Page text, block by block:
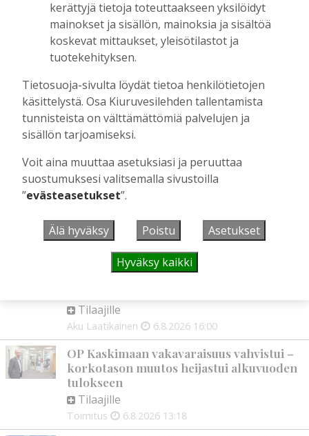
AIEMMIN AIHEESTA
Kiuruvedelle ja Iisalmeen
ostopalvelulääkäri – tarkoituksena on
helpottaa kaupunkien lääkäripulaa
Tilaajille
Aku Laatikainen
Golftapahtuma tuotti jälleen komeasti
tukea Kiuruveden nuorille – palkittavat
julkaistaan loppuvuodesta
Aku Laatikainen 7.8.2026 11:33
Biokaasu, Hingunniemi, tiet,
rahoitusasiat, työllisyys, lääkäripula… –
ministeri Sari Essayahin kanssa piisasi
Tilaajille
Aku Laatikainen 6.8.2026 16:00
OP Kaskimaan vakavaraisuus vahvistui –
korkotason muutos heijastui alkuvuoden
tulokseen
Tilaajille
Toimitus 6.8.2026 13:18
kerättyjä tietoja toteuttaakseen yksilöidyt
mainokset ja sisällön, mainoksia ja sisältöä
koskevat mittaukset, yleisötilastot ja
tuotekehityksen.
Tietosuoja-sivulta löydät tietoa henkilötietojen
käsittelystä. Osa Kiuruvesilehden tallentamista
tunnisteista on välttämättömiä palvelujen ja
sisällön tarjoamiseksi.
Voit aina muuttaa asetuksiasi ja peruuttaa
suostumuksesi valitsemalla sivustoilla
”evästeasetukset”.
Älä hyväksy Poistu Asetukset
Hyväksy kaikki